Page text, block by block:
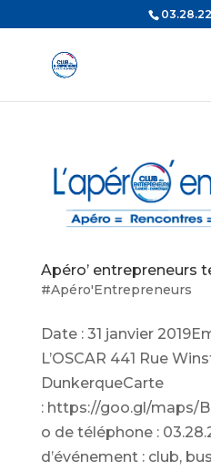
Apéro’ entrepreneurs
#Apéro'Entrepreneurs
Date : 31 janvier
L’OSCAR 441 Rue
DunkerqueCarte
: https://goo.gl/maps/
o de téléphone :
d’événement : club,